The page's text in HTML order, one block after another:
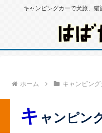
キャンピングカーで犬旅、
ホーム キャンピング
キ ャンピン